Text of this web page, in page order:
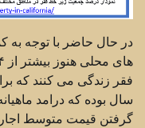
در حال حاضر با توجه به
گرفتن قیمت متوسط